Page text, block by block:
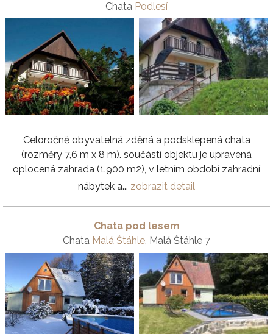
Chata Podlesí
Celoročně obyvatelná zděná a podsklepená chata
(rozměry 7,6 m x 8 m). součástí objektu je upravená
oplocená zahrada (1.900 m2), v letním období zahradní
nábytek a... zobrazit detail
Chata pod lesem
Chata Malá Štáhle, Malá Štáhle 7